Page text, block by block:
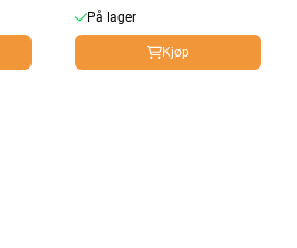
På lager
Kjøp